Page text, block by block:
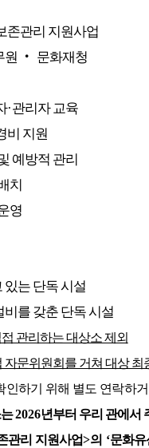
존관리 지원사업
원 ‧ 문화재청
·관리자 교육
비 지원
예방적 관리
치
영
있는 단독 시설
를 갖춘 단독 시설
관리하는 대상소 제외
자문위원회를 거쳐 대상 최
인하기 위해 별도 연락하
2026년부터 우리 관에서
관리 지원사업>의 ‘문화유